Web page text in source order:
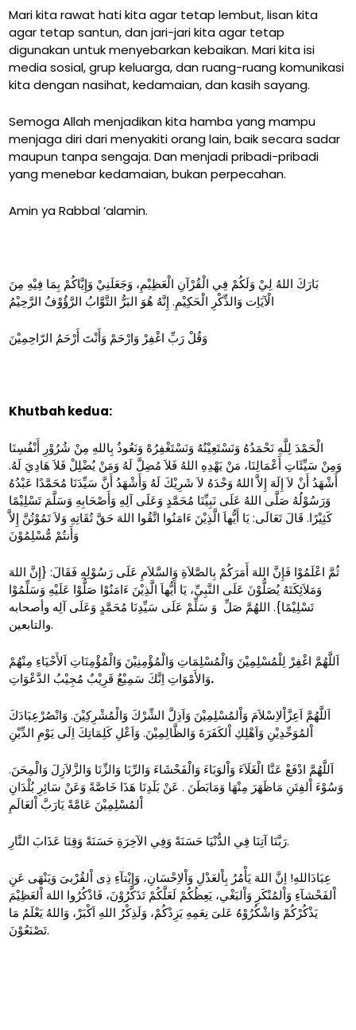
Mari kita rawat hati kita agar tetap lembut, lisan kita
agar tetap santun, dan jari-jari kita agar tetap
digunakan untuk menyebarkan kebaikan. Mari kita isi
media sosial, grup keluarga, dan ruang-ruang komunikasi
kita dengan nasihat, kedamaian, dan kasih sayang.
Semoga Allah menjadikan kita hamba yang mampu
menjaga diri dari menyakiti orang lain, baik secara sadar
maupun tanpa sengaja. Dan menjadi pribadi-pribadi
yang menebar kedamaian, bukan perpecahan.
Amin ya Rabbal ‘alamin.
بَارَكَ اللهُ لِيْ وَلَكُمْ فِي الْقُرْآنِ الْعَظِيْمِ، وَجَعَلَنِيْ وَإِيَّاكُمْ بِمَا فِيْهِ مِنَ
الْآيَاِت وَالذِّكْرِ الْحَكِيْمِ. إِنَّهُ هُوَ البَرُّ التَّوَّابُ الرَّؤُوْفُ الرَّحِيْمُ
وَقُلْ رَبِّ اغْفِرْ وَارْحَمْ وَأَنْتَ أَرْحَمُ الرّاحِمِيْنَ
Khutbah kedua:
الْحَمْدَ لِلَّهِ نَحْمَدُهُ وَنَسْتَعِيْنُهُ وَنَسْتَغْفِرُهْ وَنَعُوذُ بِاللهِ مِنْ شُرُوْرِ أَنْفُسِنَا
وَمِنْ سَيِّئَاتِ أَعْمَالِنَا، مَنْ يَهْدِهِ اللهُ فَلاَ مُضِلَّ لَهُ وَمَنْ يُضْلِلْ فَلاَ هَادِيَ لَهُ.
أَشْهَدُ أَنْ لاَ إِلَهَ إِلاَّ اللهُ وَحْدَهُ لاَ شَرِيْكَ لَهُ وَأَشْهَدُ أَنَّ سَيِّدَنَا مُحَمَّدًا عَبْدُهُ
وَرَسُوْلُهُ صَلَّى اللهُ عَلَى نَبِيِّنَا مُحَمَّدٍ وَعَلَى آلِهِ وَأَصْحَابِهِ وَسَلَّمَ تَسْلِيْمًا
كَثِيْرًا. قَالَ تَعَالَى: يَا أَيُّهاَ الَّذِيْنَ ءَامَنُوا اتَّقُوا اللهَ حَقَّ تُقَاتِهِ وَلاَ تَمُوْتُنَّ إِلاَّ
وَأَنتُمْ مُّسْلِمُوْنَ
ثُمَّ اعْلَمُوْا فَإِنَّ اللهَ أَمَرَكُمْ بِالصَّلاَةِ وَالسَّلاَمِ عَلَى رَسُوْلِهِ فَقَالَ: {إِنَّ اللهَ
وَمَلاَئِكَتَهُ يُصَلُّوْنَ عَلَى النَّبِيِّ، يَا أَيُّهاَ الَّذِيْنَ ءَامَنُوْا صَلُّوْا عَلَيْهِ وَسَلِّمُوْا
تَسْلِيْمًا}. اللهُمَّ صَلِّ وَ سَلِّمْ عَلَى سَيِّدِنَا مُحَمَّدٍ وَعَلَى آلِه وأصحابه
والتابعين.
اَللَّهُمَّ اغْفِرْ لِلْمُسْلِمِيْنَ وَالْمُسْلِمَاتِ وَالْمُؤْمِنِيْنَ وَالْمُؤْمِنَاتِ اَلأَحْيَاءِ مِنْهُمْ
وَالأَمْوَاتِ اِنَّكَ سَمِيْعٌ قَرِيْبٌ مُجِيْبُ الدَّعْوَاتِ.
اَللَّهُمَّ اَعِزَّاْلاِسْلاَمَ وَاْلمُسْلِمِيْنَ وَاَذِلَّ الشِّرْكَ وَالْمُشْرِكِيْنَ. وَانْصُرْعِبَادَكَ
اْلمُوَحِّدِيْنِ وَاَهْلِكِ اْلكَفَرَةَ وَالظَّالِمِيْنَ. وَاَعْلِ كَلِمَاتِكَ اِلَى يَوْمِ الدِّيْنِ
اَللَّهُمَّ ادْفَعْ عَنَّا الْغَلَاَءَ وَاْلوَبَاءَ وَالْفَحْشَاءَ وَالرِّبَا وَالزِّنَا وَالزَّلاَزِلَ وَالْمِحَنَ.
وَسُوْءَ اْلفِتَنِ مَاظَهَرَ مِنْهَا وَمَابَطَنَ . عَنْ بَلَدِنَا هَذَا خَاصَّةً وَعَنْ سَائِرِ بُلْدَانِ
اْلمُسْلِمِيْنَ عَامَّةً يَارَبَّ اْلعَالَمِ
رَبَّنَا آتِنَا فِي الدُّنْيَا حَسَنَةً وَفِي الآخِرَةِ حَسَنَةً وَقِنَا عَذَابَ النَّارِ.
عِبَادَاللهِ! اِنَّ اللهَ يَأْمُرُ بِاْلعَدْلِ وَاْلاِحْسَانِ، وَإِيْتآءِ ذِى اْلقُرْبىَ وَيَنْهَى عَنِ
اْلفَحْشآءِ وَاْلمُنْكَرِ وَاْلبَغْي، يَعِظُكُمْ لَعَلَّكُمْ تَذَكَّرُوْنَ، فَاذْكُرُوا اللهَ اْلعَظِيْمَ
يَذْكُرْكُمْ وَاشْكُرُوْهُ عَلىَ نِعَمِهِ يَزِدْكُمْ، وَلَذِكْرُ اللهِ اَكْبَرْ، وَاللهُ يَعْلَمُ مَا
تَصْنَعُوْنَ.